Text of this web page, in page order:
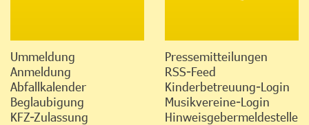
Ummeldung
Anmeldung
Abfallkalender
Beglaubigung
KFZ-Zulassung
Pressemitteilungen
RSS-Feed
Kinderbetreuung-Login
Musikvereine-Login
Hinweisgebermeldestelle